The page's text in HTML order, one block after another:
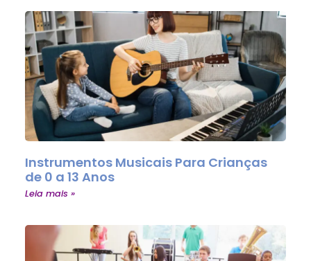
Instrumentos Musicais Para Crianças
de 0 a 13 Anos
Leia mais »